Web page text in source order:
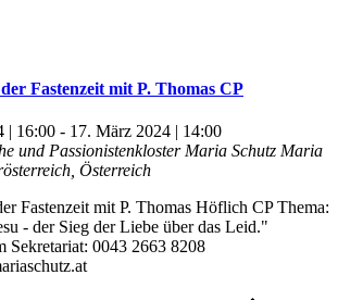
Fastenzeit mit P. Thomas CP
| 16:00 - 17. März 2024 | 14:00
und Passionistenkloster Maria Schutz Maria
Österreich
Fastenzeit mit P. Thomas Höflich CP Thema:
- der Sieg der Liebe über das Leid."
Sekretariat: 0043 2663 8208